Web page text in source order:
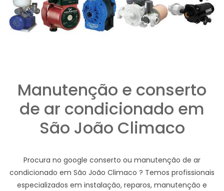
Manutenção e conserto
de ar condicionado em
São João Climaco
Procura no google conserto ou manutenção de ar
condicionado em São João Climaco ? Temos profissionais
especializados em instalação, reparos, manutenção e